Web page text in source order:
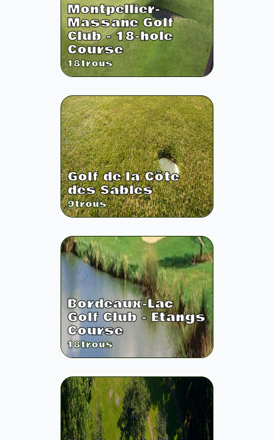
Montpellier-
Massane Golf
Club - 18-hole
Course
18trous
Golf de la Côte
des Sables
9trous
Bordeaux-Lac
Golf Club - Etangs
Course
18trous